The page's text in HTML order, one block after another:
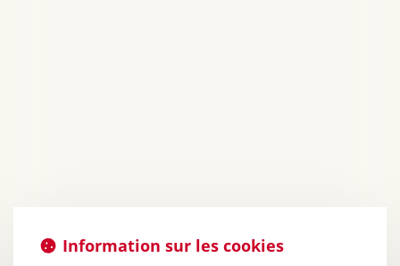
Information sur les cookies